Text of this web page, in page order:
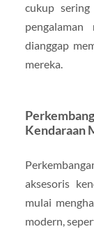
cukup
dianggap
mereka.
Kendaraan
aksesoris
mulai
modern,